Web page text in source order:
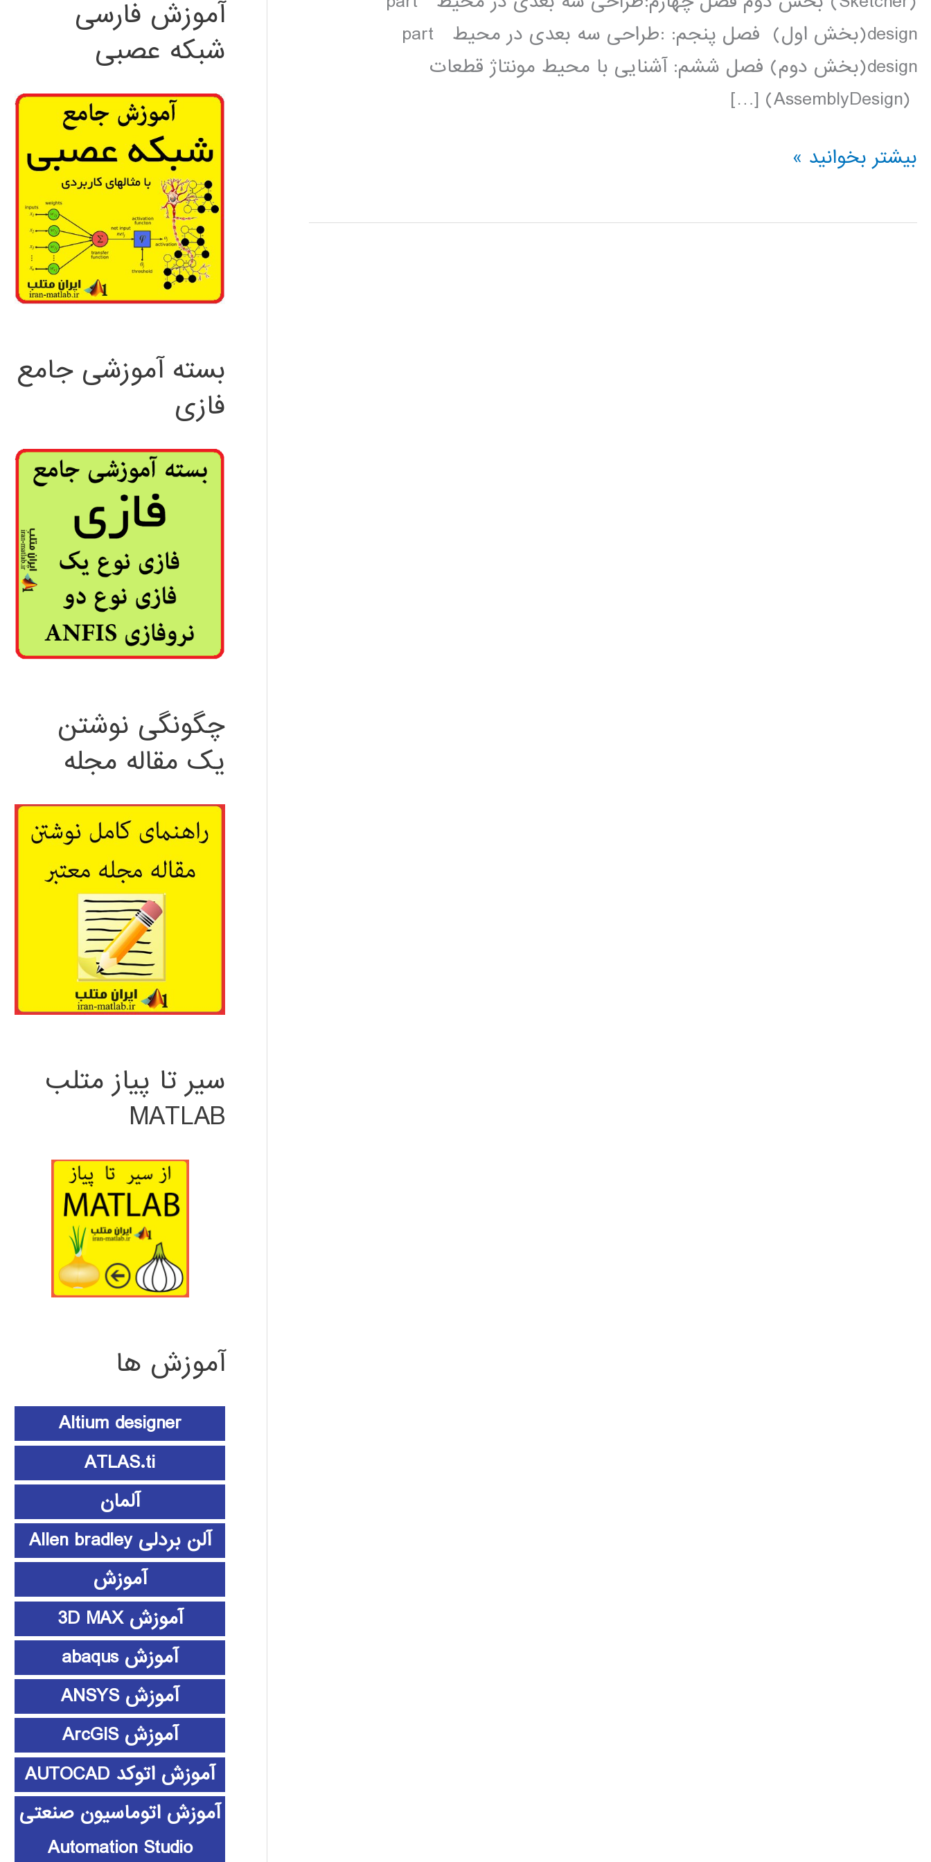
design(بخش اول) فصل پنجم: :طراحی سه بعدی در محیط part
design(بخش دوم) فصل ششم: آشنایی با محیط مونتاژ قطعات
(AssemblyDesign) […]
فیلم
فارسی
بیشتر بخوانید »
آموزش فارسی
شبکه عصبی
بسته آموزشی جامع
فازی
چگونگی نوشتن
یک مقاله مجله
سیر تا پیاز متلب
MATLAB
آموزش ها
Altium designer
ATLAS.ti
آلمان
آلن بردلی Allen bradley
آموزش
آموزش 3D MAX
آموزش abaqus
آموزش ANSYS
آموزش ArcGIS
آموزش اتوکد AUTOCAD
آموزش اتوماسیون صنعتی
Automation Studio